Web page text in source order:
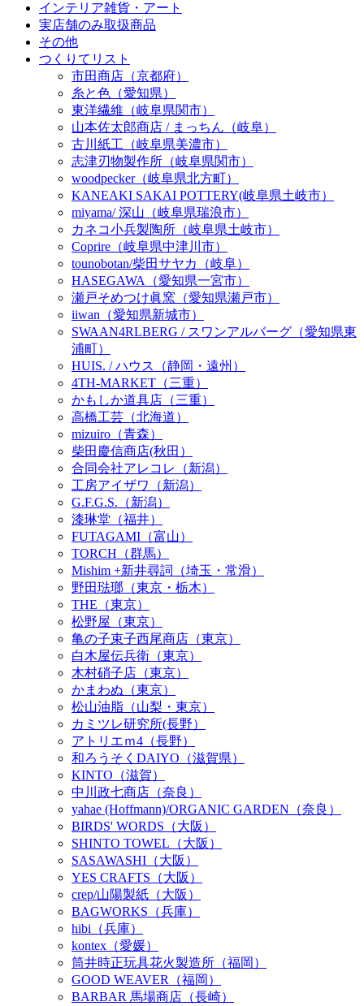
インテリア雑貨・アート
実店舗のみ取扱商品
その他
つくりてリスト
市田商店（京都府）
糸と色（愛知県）
東洋繊維（岐阜県関市）
山本佐太郎商店 / まっちん（岐阜）
古川紙工（岐阜県美濃市）
志津刃物製作所（岐阜県関市）
woodpecker（岐阜県北方町）
KANEAKI SAKAI POTTERY(岐阜県土岐市）
miyama/ 深山（岐阜県瑞浪市）
カネコ小兵製陶所（岐阜県土岐市）
Coprire（岐阜県中津川市）
tounobotan/柴田サヤカ（岐阜）
HASEGAWA（愛知県一宮市）
瀬戸そめつけ眞窯（愛知県瀬戸市）
iiwan（愛知県新城市）
SWAAN4RLBERG / スワンアルバーグ（愛知県東
浦町）
HUIS. / ハウス（静岡・遠州）
4TH-MARKET（三重）
かもしか道具店（三重）
高橋工芸（北海道）
mizuiro（青森）
柴田慶信商店(秋田）
合同会社アレコレ（新潟）
工房アイザワ（新潟）
G.F.G.S.（新潟）
漆琳堂（福井）
FUTAGAMI（富山）
TORCH（群馬）
Mishim +新井尋詞（埼玉・常滑）
野田琺瑯（東京・栃木）
THE（東京）
松野屋（東京）
亀の子束子西尾商店（東京）
白木屋伝兵衛（東京）
木村硝子店（東京）
かまわぬ（東京）
松山油脂（山梨・東京）
カミツレ研究所(長野）
アトリエｍ4（長野）
和ろうそくDAIYO（滋賀県）
KINTO（滋賀）
中川政七商店（奈良）
yahae (Hoffmann)/ORGANIC GARDEN（奈良）
BIRDS' WORDS（大阪）
SHINTO TOWEL（大阪）
SASAWASHI（大阪）
YES CRAFTS（大阪）
crep/山陽製紙（大阪）
BAGWORKS（兵庫）
hibi（兵庫）
kontex（愛媛）
筒井時正玩具花火製造所（福岡）
GOOD WEAVER（福岡）
BARBAR 馬場商店（長崎）